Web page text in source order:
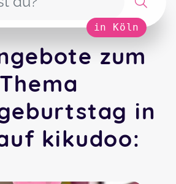
in Köln
zum
Thema
in
kikudoo: